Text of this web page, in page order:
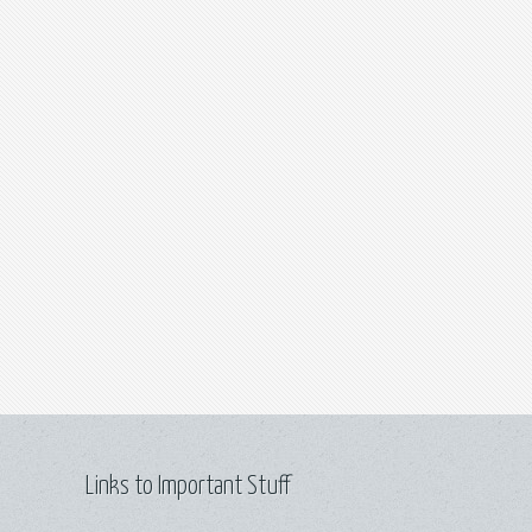
Links to Important Stuff